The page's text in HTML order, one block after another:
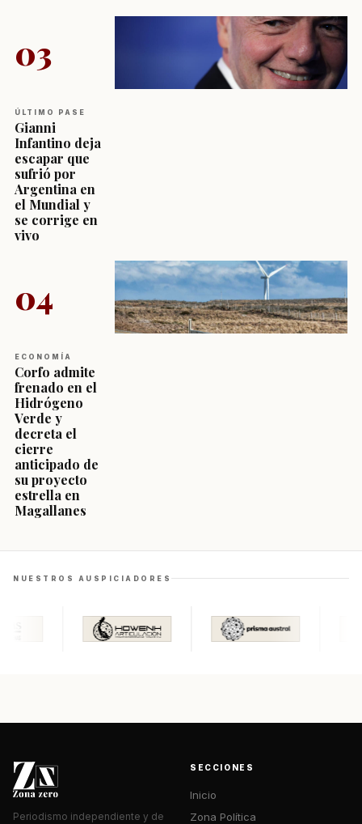
03
ÚLTIMO PASE
Gianni
Infantino deja
escapar que
sufrió por
Argentina en
el Mundial y
se corrige en
vivo
04
ECONOMÍA
Corfo admite
frenado en el
Hidrógeno
Verde y
decreta el
cierre
anticipado de
su proyecto
estrella en
Magallanes
NUESTROS AUSPICIADORES
Periodismo independiente y de
SECCIONES
Inicio
Zona Política